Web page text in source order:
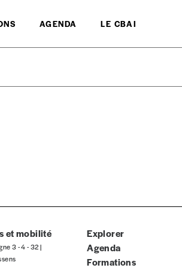
AGENDA LE CBAI
indicatif. De cette manière, vous
et mobilité
3 - 4 - 32 |
Explorer
Agenda
Formations